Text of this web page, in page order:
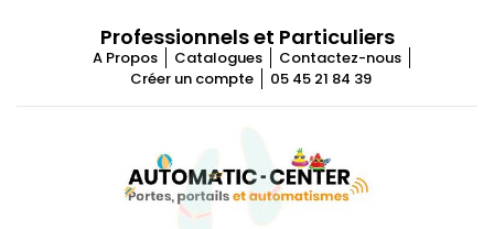
Professionnels et Particuliers
A Propos Catalogues
Contactez-nous
Créer un compte
05 45 21 84 39